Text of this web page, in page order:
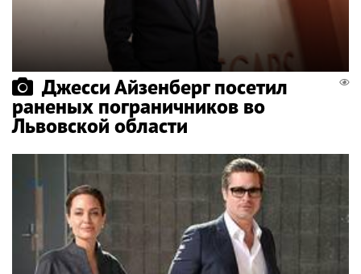
Джесси Айзенберг посетил
раненых пограничников во
Львовской области